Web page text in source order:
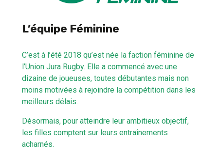
L’équipe Féminine
C’est à l’été 2018 qu’est née la faction féminine de
l’Union Jura Rugby. Elle a commencé avec une
dizaine de joueuses, toutes débutantes mais non
moins motivées à rejoindre la compétition dans les
meilleurs délais.
Désormais, pour atteindre leur ambitieux objectif,
les filles comptent sur leurs entraînements
acharnés.